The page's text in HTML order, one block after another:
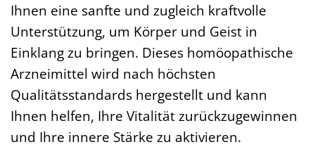
Ihnen eine sanfte und zugleich kraftvolle
Unterstützung, um Körper und Geist in
Einklang zu bringen. Dieses homöopathische
Arzneimittel wird nach höchsten
Qualitätsstandards hergestellt und kann
Ihnen helfen, Ihre Vitalität zurückzugewinnen
und Ihre innere Stärke zu aktivieren.